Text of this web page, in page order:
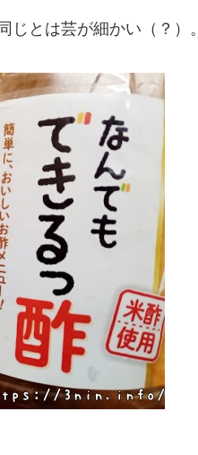
じとは芸が細かい（？）。